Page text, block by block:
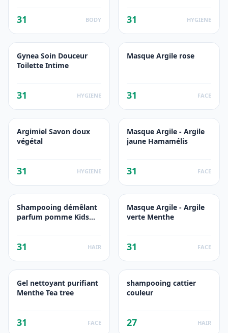
31 BODY 31 HYGIENE
Gynea Soin Douceur
Toilette Intime
31 HYGIENE
Masque Argile rose
31 FACE
Argimiel Savon doux
végétal
31 HYGIENE
Masque Argile - Argile
jaune Hamamélis
31 FACE
Shampooing démêlant
parfum pomme Kids
31 HAIR
Masque Argile - Argile
verte Menthe
31 FACE
Gel nettoyant purifiant
Menthe Tea tree
31 FACE
shampooing cattier
couleur
27 HAIR